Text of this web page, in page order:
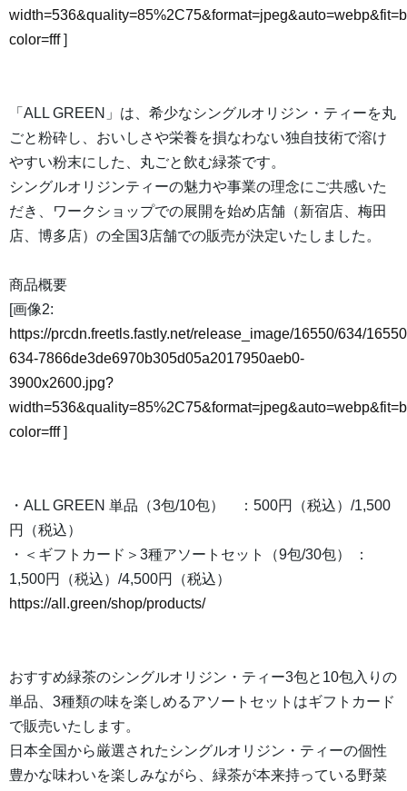
color=fff]
「ALL GREEN」は、希少なシングルオリジン・ティーを丸
ごと粉砕し、おいしさや栄養を損なわない独自技術で溶け
やすい粉末にした、丸ごと飲む緑茶です。
シングルオリジンティーの魅力や事業の理念にご共感いた
だき、ワークショップでの展開を始め店舗（新宿店、梅田
店、博多店）の全国3店舗での販売が決定いたしました。
商品概要
[画像2:
https://prcdn.freetls.fastly.net/release_image/16550/634/
634-7866de3de6970b305d05a2017950aeb0-
3900x2600.jpg?
color=fff]
・ALL GREEN 単品（3包/10包） ：500円（税込）/1,500
円（税込）
・＜ギフトカード＞3種アソートセット（9包/30包） ：
1,500円（税込）/4,500円（税込）
https://all.green/shop/products/
おすすめ緑茶のシングルオリジン・ティー3包と10包入りの
単品、3種類の味を楽しめるアソートセットはギフトカード
で販売いたします。
日本全国から厳選されたシングルオリジン・ティーの個性
豊かな味わいを楽しみながら、緑茶が本来持っている野菜